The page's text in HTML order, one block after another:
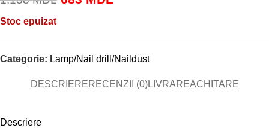
Stoc epuizat
Categorie: Lamp/Nail drill/Naildust
DESCRIERERECENZII (0)LIVRAREACHITARE
Descriere